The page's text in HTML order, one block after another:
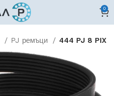
0
PJ ремъци 444 PJ 8 PIX